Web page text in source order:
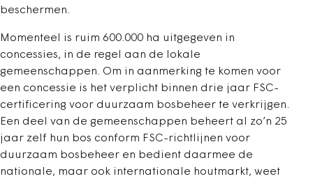
beschermen.
Momenteel is ruim 600.000 ha uitgegeven in
concessies, in de regel aan de lokale
gemeenschappen. Om in aanmerking te komen voor
een concessie is het verplicht binnen drie jaar FSC-
certificering voor duurzaam bosbeheer te verkrijgen.
Een deel van de gemeenschappen beheert al zo’n 25
jaar zelf hun bos conform FSC-richtlijnen voor
duurzaam bosbeheer en bedient daarmee de
nationale, maar ook internationale houtmarkt, weet